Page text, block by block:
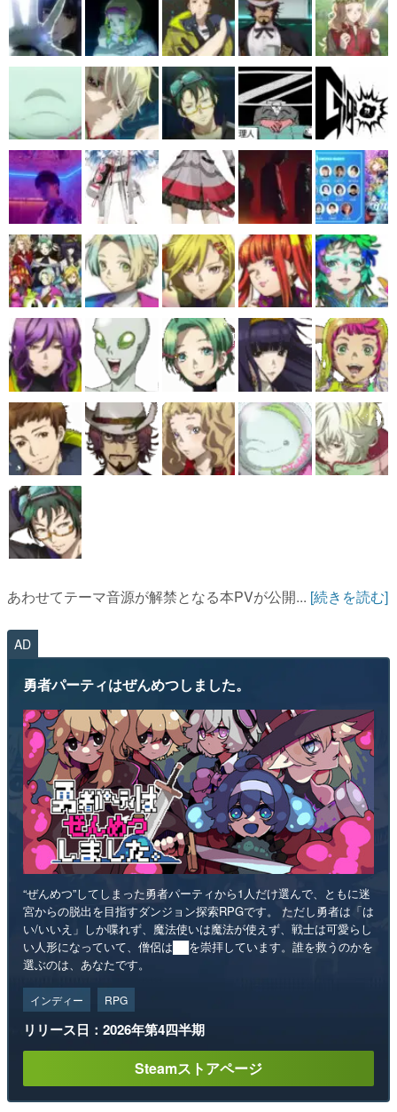
あわせてテーマ音源が解禁となる本PVが公開... [続きを読む]
AD
勇者パーティはぜんめつしました。
“ぜんめつ”してしまった勇者パーティから1人だけ選んで、ともに迷
宮からの脱出を目指すダンジョン探索RPGです。 ただし勇者は「は
い/いいえ」しか喋れず、魔法使いは魔法が使えず、戦士は可愛らし
い人形になっていて、僧侶は██を崇拝しています。誰を救うのかを
選ぶのは、あなたです。
インディー RPG
リリース日：2026年第4四半期
Steamストアページ